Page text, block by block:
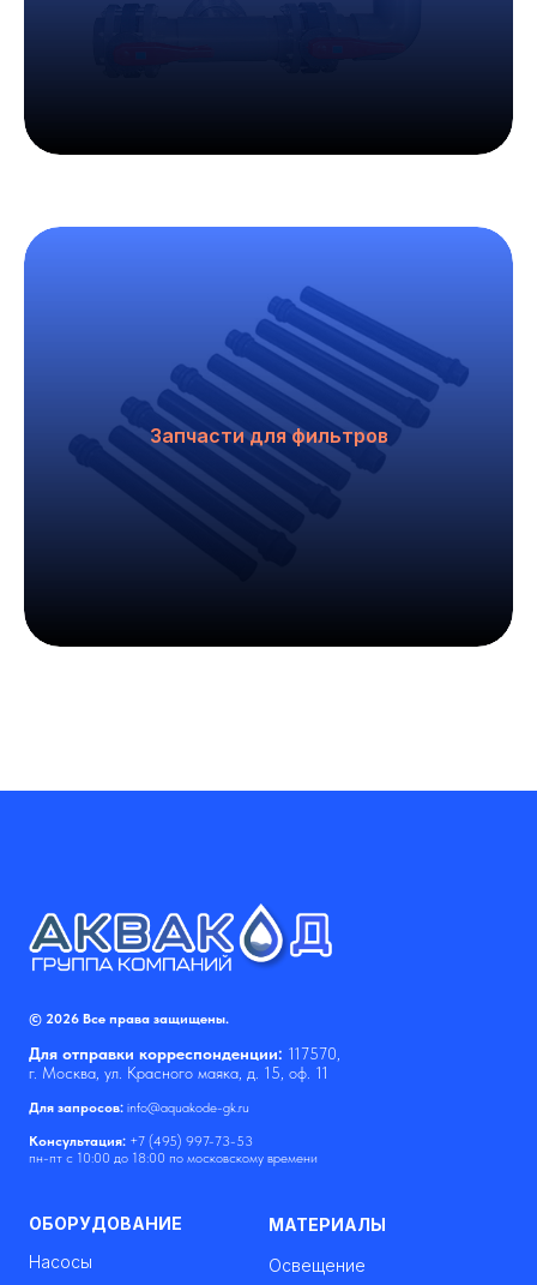
Запчасти для фильтров
© 2026 Все права защищены.
Для отправки корреспонденции: 117570,
г. Москва, ул. Красного маяка, д. 15, оф. 11
Для запросов: info@aquakode-gk.ru
Консультация: +7 (495) 997-73-53
пн-пт с 10:00 до 18:00 по московскому времени
ОБОРУДОВАНИЕ
Насосы
МАТЕРИАЛЫ
Освещение